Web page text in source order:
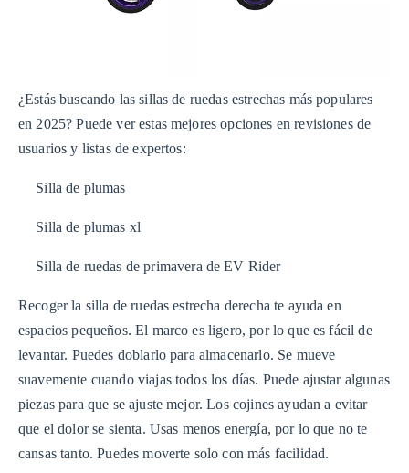
¿Estás buscando las sillas de ruedas estrechas más populares
en 2025? Puede ver estas mejores opciones en revisiones de
usuarios y listas de expertos:
Silla de plumas
Silla de plumas xl
Silla de ruedas de primavera de EV Rider
Recoger la silla de ruedas estrecha derecha te ayuda en
espacios pequeños. El marco es ligero, por lo que es fácil de
levantar. Puedes doblarlo para almacenarlo. Se mueve
suavemente cuando viajas todos los días. Puede ajustar algunas
piezas para que se ajuste mejor. Los cojines ayudan a evitar
que el dolor se sienta. Usas menos energía, por lo que no te
cansas tanto. Puedes moverte solo con más facilidad.